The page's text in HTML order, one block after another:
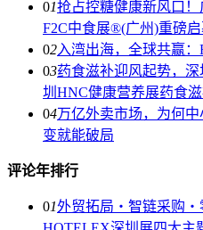
01抢占控糖健康新风口
F2C中食展®(广州)重磅
02入湾出海，全球共赢：
03药食滋补迎风起势，
圳HNC健康营养展药食
04万亿外卖市场，为何
变就能破局
评论年排行
01外贸拓局・智链采购